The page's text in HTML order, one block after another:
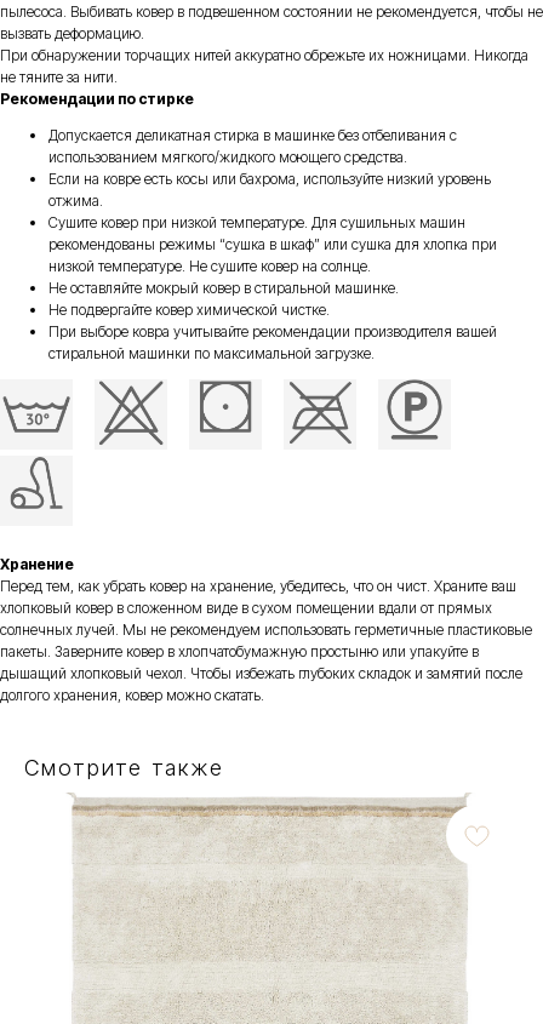
пылесоса. Выбивать ковер в подвешенном состоянии не рекомендуется, чтобы не
вызвать деформацию.
При обнаружении торчащих нитей аккуратно обрежьте их ножницами. Никогда
не тяните за нити.
Рекомендации по стирке
Допускается деликатная стирка в машинке без отбеливания с
использованием мягкого/жидкого моющего средства.
Если на ковре есть косы или бахрома, используйте низкий уровень
отжима.
Сушите ковер при низкой температуре. Для сушильных машин
рекомендованы режимы “сушка в шкаф” или сушка для хлопка при
низкой температуре. Не сушите ковер на солнце.
Не оставляйте мокрый ковер в стиральной машинке.
Не подвергайте ковер химической чистке.
При выборе ковра учитывайте рекомендации производителя вашей
стиральной машинки по максимальной загрузке.
Хранение
Перед тем, как убрать ковер на хранение, убедитесь, что он чист. Храните ваш
хлопковый ковер в сложенном виде в сухом помещении вдали от прямых
солнечных лучей. Мы не рекомендуем использовать герметичные пластиковые
пакеты. Заверните ковер в хлопчатобумажную простыню или упакуйте в
дышащий хлопковый чехол. Чтобы избежать глубоких складок и замятий после
долгого хранения, ковер можно скатать.
Смотрите также